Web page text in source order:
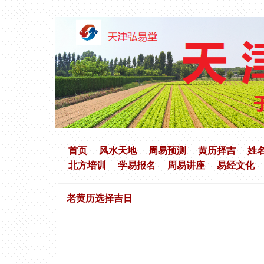
首页 风水天地 周易预测 黄历择吉
姓
北方培训
学易报名 周易讲座 易经文化
老黄历选择吉日